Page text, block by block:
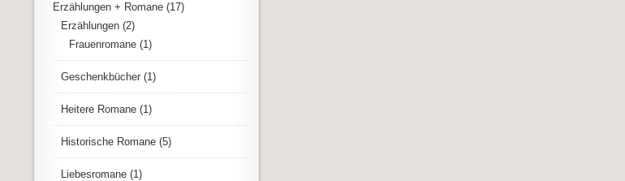
Erzählungen + Romane (17)
Erzählungen (2)
Frauenromane (1)
Geschenkbücher (1)
Heitere Romane (1)
Historische Romane (5)
Liebesromane (1)